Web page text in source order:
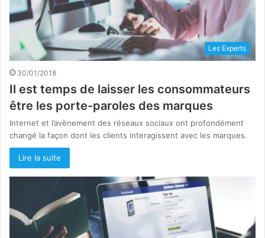
Les Experts
30/01/2018
Il est temps de laisser les consommateurs
être les porte-paroles des marques
Internet et l’avènement des réseaux sociaux ont profondément
changé la façon dont les clients interagissent avec les marques.
Lire la suite